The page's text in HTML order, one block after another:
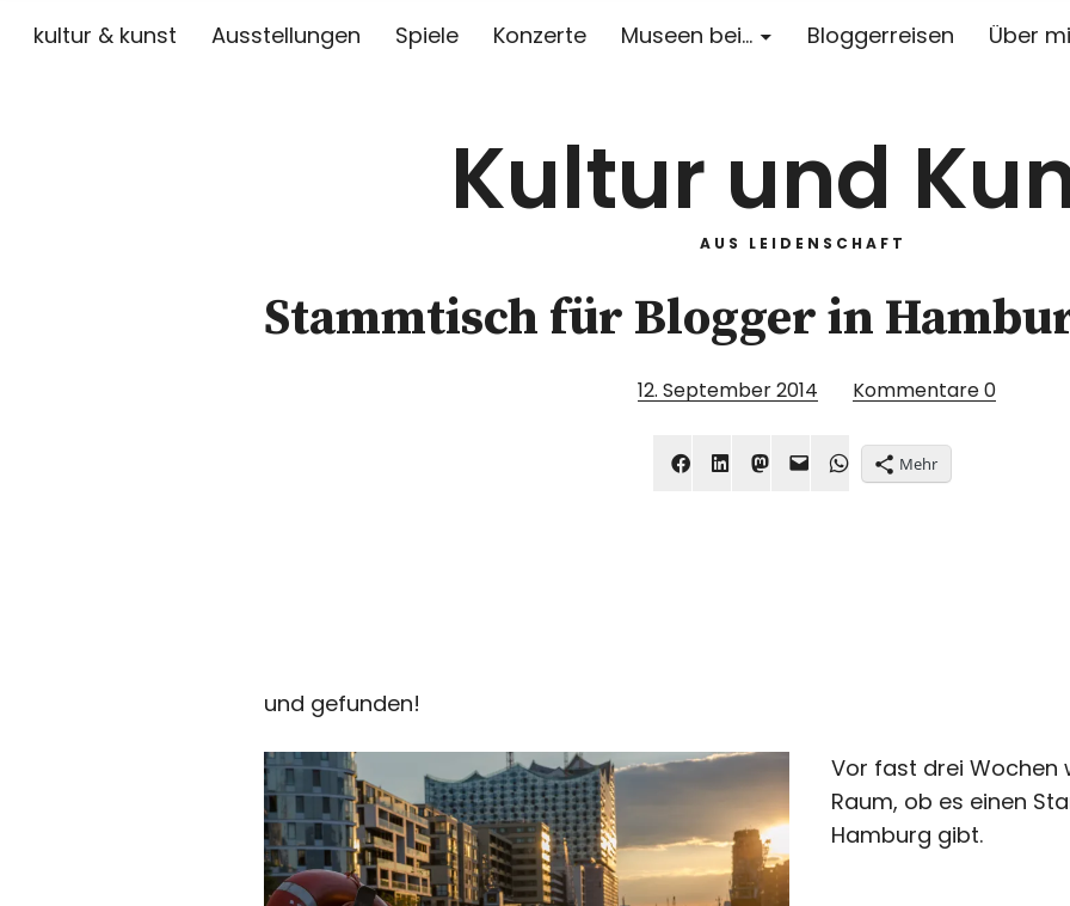
kultur & kunst Ausstellungen Spiele Konzerte Museen bei… Bloggerreisen Über
Kultur und
AUS LEIDENSCHAFT
Stammtisch für Blogger in
12. September 2014 Kommentare0
Mehr
und gefunden!
Vor fast drei Wochen
Raum, ob es einen
Hamburg gibt.